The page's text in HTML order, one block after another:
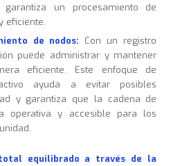
un procesamiento de
eficiente.
de nodos: Con un registro
puede administrar y mantener
eficiente. Este enfoque de
ayuda a evitar posibles
y garantiza que la cadena de
operativa y accesible para los
equilibrado a través de la